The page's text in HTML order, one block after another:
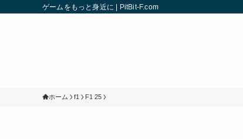
ゲームをもっと身近に | PitBit-F.com
ホーム f1 F1 25